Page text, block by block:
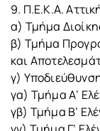
9. Π.Ε.Κ.Α.
α) Τμήμα
β) Τμήμα
και
γ)
γα) Τμήμα Α’
γβ) Τμήμα Β’